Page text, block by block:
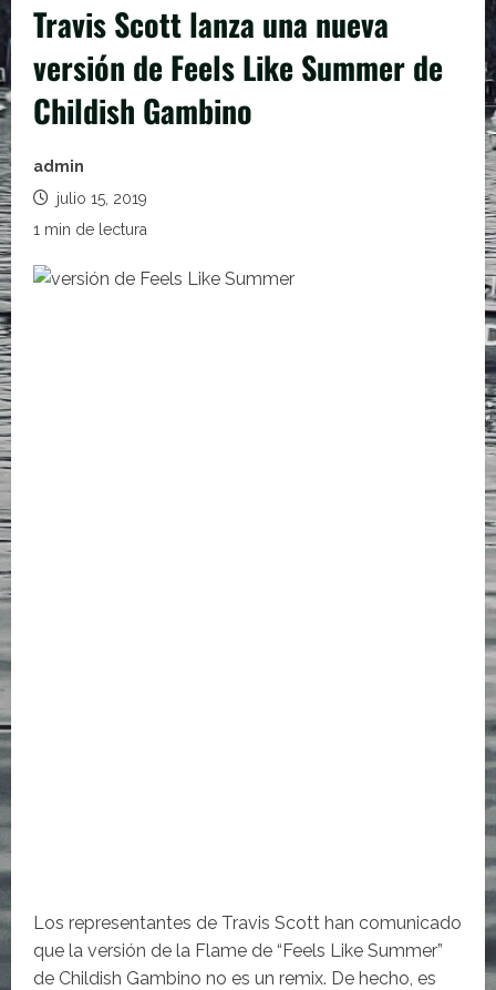
Travis Scott lanza una nueva
versión de Feels Like Summer de
Childish Gambino
admin
julio 15, 2019
1 min de lectura
Los representantes de Travis Scott han comunicado
que la versión de la Flame de “Feels Like Summer”
de Childish Gambino no es un remix. De hecho, es